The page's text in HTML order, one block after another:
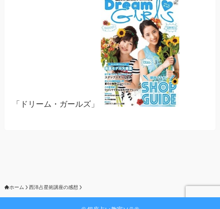
「ドリーム・ガールズ」
ホーム 西洋占星術講座の感想